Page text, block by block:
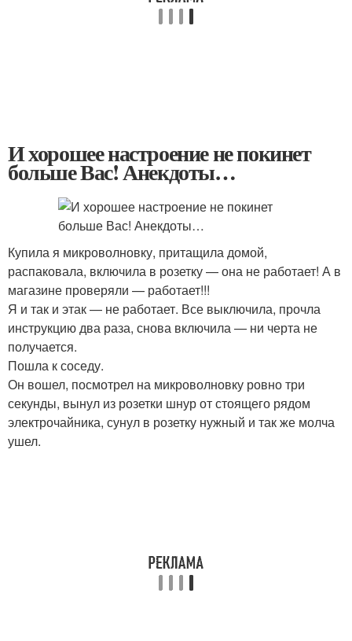
И хорошее настроение не покинет
больше Вас! Анекдоты…
Купила я микроволновку, притащила домой,
распаковала, включила в розетку — она не работает! А в
магазине проверяли — работает!!!
Я и так и этак — не работает. Все выключила, прочла
инструкцию два раза, снова включила — ни черта не
получается.
Пошла к соседу.
Он вошел, посмотрел на микроволновку ровно три
секунды, вынул из розетки шнур от стоящего рядом
электрочайника, сунул в розетку нужный и так же молча
ушел.